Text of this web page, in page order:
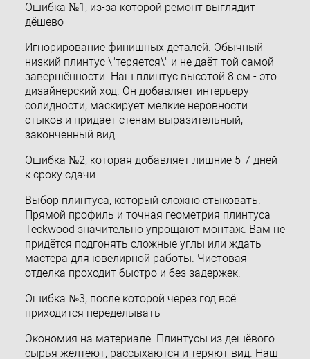
Ошибка №1, из-за которой ремонт выглядит
дёшево
Игнорирование финишных деталей. Обычный
низкий плинтус \"теряется\" и не даёт той самой
завершённости. Наш плинтус высотой 8 см - это
дизайнерский ход. Он добавляет интерьеру
солидности, маскирует мелкие неровности
стыков и придаёт стенам выразительный,
законченный вид.
Ошибка №2, которая добавляет лишние 5-7 дней
к сроку сдачи
Выбор плинтуса, который сложно стыковать.
Прямой профиль и точная геометрия плинтуса
Teckwood значительно упрощают монтаж. Вам не
придётся подгонять сложные углы или ждать
мастера для ювелирной работы. Чистовая
отделка проходит быстро и без задержек.
Ошибка №3, после которой через год всё
приходится переделывать
Экономия на материале. Плинтусы из дешёвого
сырья желтеют, рассыхаются и теряют вид. Наш